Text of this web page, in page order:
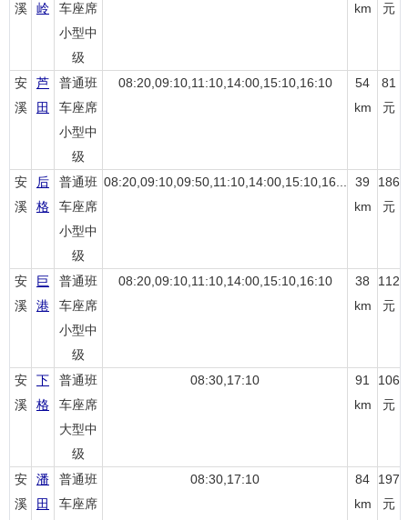
溪
岭
车座席
小型中
级
km
元
安
溪
芦
田
普通班
车座席
小型中
级
08:20,09:10,11:10,14:00,15:10,16:10
54
km
81
元
安
溪
后
格
普通班
车座席
小型中
级
08:20,09:10,09:50,11:10,14:00,15:10,16...
39
km
186
元
安
溪
巨
港
普通班
车座席
小型中
级
08:20,09:10,11:10,14:00,15:10,16:10
38
km
112
元
安
溪
下
格
普通班
车座席
大型中
级
08:30,17:10
91
km
106
元
安
溪
潘
田
普通班
车座席
08:30,17:10
84
km
197
元